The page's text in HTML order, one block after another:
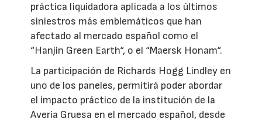
práctica liquidadora aplicada a los últimos
siniestros más emblemáticos que han
afectado al mercado español como el
“Hanjin Green Earth“, o el “Maersk Honam“.
La participación de Richards Hogg Lindley en
uno de los paneles, permitirá poder abordar
el impacto práctico de la institución de la
Avería Gruesa en el mercado español, desde